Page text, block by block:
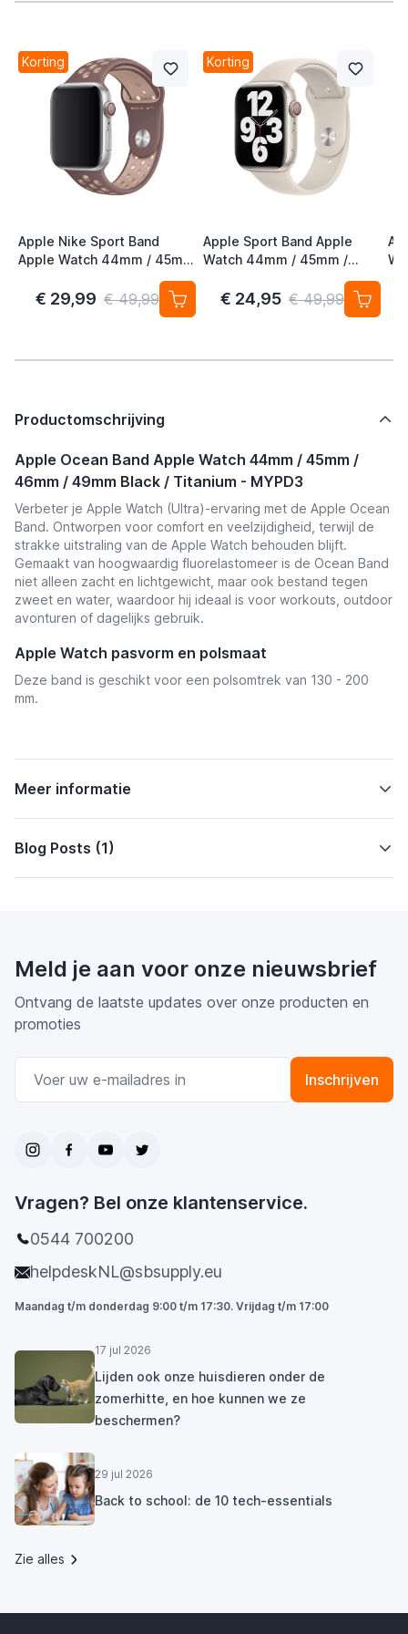
Korting
Apple Nike Sport Band
Apple Watch 44mm / 45mm
/ 46mm / 49mm Smokey
Mauve / Particle Beige
€ 29,99 € 49,99
Korting
Apple Sport Band Apple
Watch 44mm / 45mm /
46mm / 49mm Starlight
€ 24,95 € 49,99
Productomschrijving
Apple Ocean Band Apple Watch 44mm / 45mm /
46mm / 49mm Black / Titanium - MYPD3
Verbeter je Apple Watch (Ultra)-ervaring met de Apple Ocean
Band. Ontworpen voor comfort en veelzijdigheid, terwijl de
strakke uitstraling van de Apple Watch behouden blijft.
Gemaakt van hoogwaardig fluorelastomeer is de Ocean Band
niet alleen zacht en lichtgewicht, maar ook bestand tegen
zweet en water, waardoor hij ideaal is voor workouts, outdoor
avonturen of dagelijks gebruik.
Apple Watch pasvorm en polsmaat
Deze band is geschikt voor een polsomtrek van 130 - 200
mm.
Meer informatie
Blog Posts (1)
Meld je aan voor onze nieuwsbrief
Ontvang de laatste updates over onze producten en
promoties
Inschrijven
Vragen? Bel onze klantenservice.
0544 700200
helpdeskNL@sbsupply.eu
Maandag t/m donderdag 9:00 t/m 17:30. Vrijdag t/m 17:00
17 jul 2026
Lijden ook onze huisdieren onder de
zomerhitte, en hoe kunnen we ze
beschermen?
29 jul 2026
Back to school: de 10 tech-essentials
Zie alles